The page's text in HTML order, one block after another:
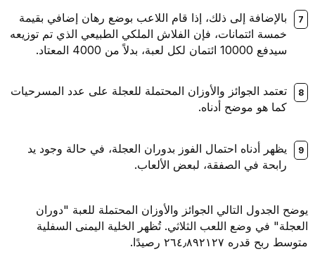
إلى ذلك، إذا قام اللاعب بوضع رهان إضافي بقيمة
ائتمانات، فإن الفلاش الملكي الطبيعي الذي تم توزيعه
الجوائز والأوزان المحتملة للعجلة على عدد المسرحيات
هو موضح أدناه.
أدناه احتمال الفوز بدوران العجلة، في حالة وجود يد
في الصفقة، لبعض الألعاب.
التالي الجوائز والأوزان المحتملة للعبة "دوران
وضع اللعب الثلاثي. تُظهر الخلية اليمنى السفلية
رصيدًا.